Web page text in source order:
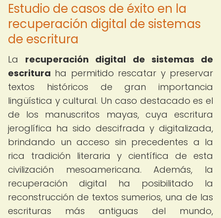
Estudio de casos de éxito en la
recuperación digital de sistemas
de escritura
La recuperación digital de sistemas de
escritura ha permitido rescatar y preservar
textos históricos de gran importancia
lingüística y cultural. Un caso destacado es el
de los manuscritos mayas, cuya escritura
jeroglífica ha sido descifrada y digitalizada,
brindando un acceso sin precedentes a la
rica tradición literaria y científica de esta
civilización mesoamericana. Además, la
recuperación digital ha posibilitado la
reconstrucción de textos sumerios, una de las
escrituras más antiguas del mundo,